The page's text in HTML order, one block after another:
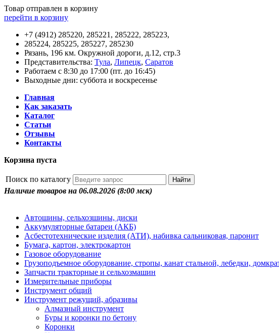
Товар отправлен в корзину
перейти в корзину
+7 (4912) 285220, 285221, 285222, 285223,
285224, 285225, 285227, 285230
Рязань, 196 км. Окружной дороги, д.12, стр.3
Представительства: Тула, Липецк, Саратов
Работаем с 8:30 до 17:00 (пт. до 16:45)
Выходные дни: суббота и воскресенье
Главная
Как заказать
Каталог
Статьи
Отзывы
Контакты
Корзина пуста
Поиск по каталогу
Наличие товаров на 06.08.2026 (8:00 мск)
Автошины, сельхозшины, диски
Аккумуляторные батареи (АКБ)
Асбестотехнические изделия (АТИ), набивка сальниковая, паронит
Бумага, картон, электрокартон
Газовое оборудование
Грузоподъемное оборудование, стропы, канат стальной, лебедки,
Запчасти тракторные и сельхозмашин
Измерительные приборы
Инструмент общий
Инструмент режущий, абразивы
Алмазный инструмент
Буры и коронки по бетону
Коронки